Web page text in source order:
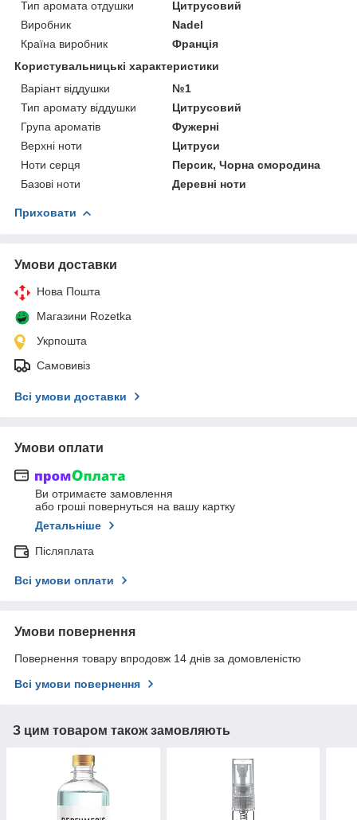
Тип аромата отдушки
Цитрусовий
Виробник
Nadel
Країна виробник
Франція
Користувальницькі характеристики
Варіант віддушки
№1
Тип аромату віддушки
Цитрусовий
Група ароматів
Фужерні
Верхні ноти
Цитруси
Ноти серця
Персик, Чорна смородина
Базові ноти
Деревні ноти
Приховати
Умови доставки
Нова Пошта
Магазини Rozetka
Укрпошта
Самовивіз
Всі умови доставки
Умови оплати
Ви отримаєте замовлення
або гроші повернуться на вашу картку
Детальніше
Післяплата
Всі умови оплати
Умови повернення
Повернення товару впродовж 14 днів за домовленістю
Всі умови повернення
З цим товаром також замовляють